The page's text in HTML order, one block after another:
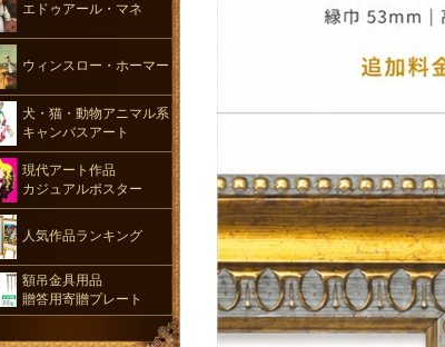
エドゥアール・マネ
ウィンスロー・ホーマー
犬・猫・動物アニマル系
キャンバスアート
現代アート作品
カジュアルポスター
人気作品ランキング
額吊金具用品
贈答用寄贈プレート